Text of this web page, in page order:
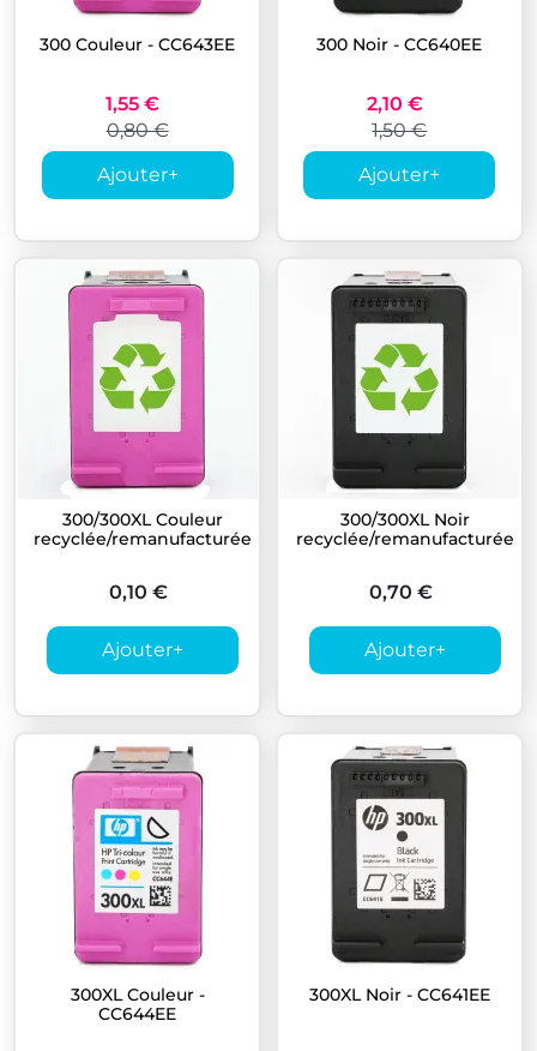
300 Couleur - CC643EE
1,55 €
0,80 €
Ajouter+
300 Noir - CC640EE
2,10 €
1,50 €
Ajouter+
300/300XL Couleur
recyclée/remanufacturée
0,10 €
Ajouter+
300/300XL Noir
recyclée/remanufacturée
0,70 €
Ajouter+
300XL Couleur -
CC644EE
300XL Noir - CC641EE